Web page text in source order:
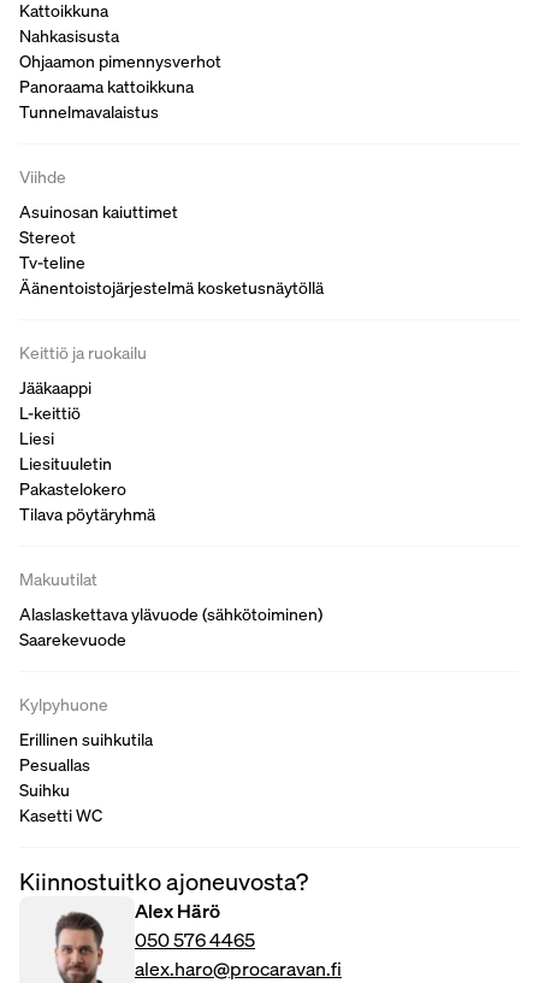
Kattoikkuna
Nahkasisusta
Ohjaamon pimennysverhot
Panoraama kattoikkuna
Tunnelmavalaistus
Viihde
Asuinosan kaiuttimet
Stereot
Tv-teline
Äänentoistojärjestelmä kosketusnäytöllä
Keittiö ja ruokailu
Jääkaappi
L-keittiö
Liesi
Liesituuletin
Pakastelokero
Tilava pöytäryhmä
Makuutilat
Alaslaskettava ylävuode (sähkötoiminen)
Saarekevuode
Kylpyhuone
Erillinen suihkutila
Pesuallas
Suihku
Kasetti WC
Kiinnostuitko ajoneuvosta?
Alex Härö
050 576 4465
alex.haro@procaravan.fi